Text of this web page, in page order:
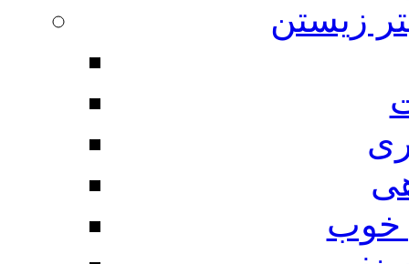
زیستن
خوب